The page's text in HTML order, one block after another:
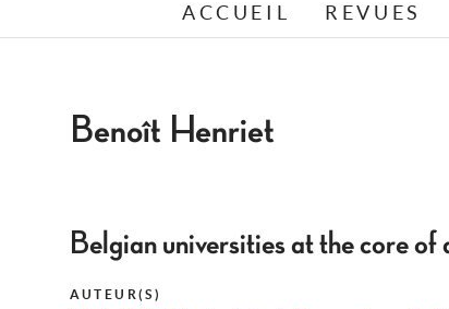
ACCUEIL REVUES
Benoît Henriet
Belgian universities at the core of
AUTEUR(S)